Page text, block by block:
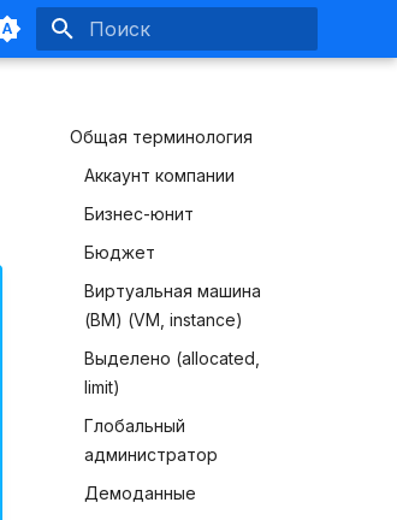
Общая терминология
Аккаунт компании
Бизнес-юнит
Бюджет
Виртуальная машина
(ВМ) (VM, instance)
Выделено (allocated,
limit)
Глобальный
администратор
Демоданные